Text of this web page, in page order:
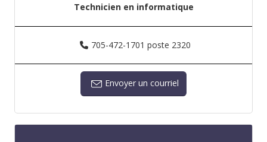
Technicien en informatique
705-472-1701 poste 2320
Envoyer un courriel